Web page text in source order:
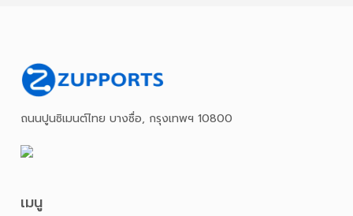
ถนนปูนซิเมนต์ไทย บางซื่อ, กรุงเทพฯ 10800
เมนู